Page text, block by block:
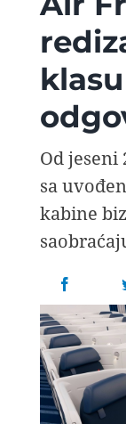
AVIOPEDIA
SPECIJAL
FOTO PRIČA
TEMA
AGENT
for:
Od jeseni
sa
kabine